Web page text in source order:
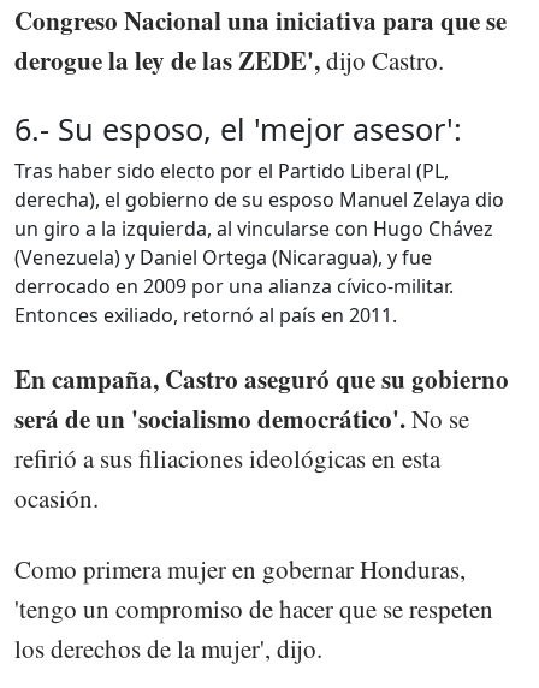
Congreso Nacional una iniciativa para que se
derogue la ley de las ZEDE',dijo Castro.
6.- Su esposo, el 'mejor asesor':
Tras haber sido electo por el Partido Liberal (PL,
derecha), el gobierno de su esposo Manuel Zelaya dio
un giro a la izquierda, al vincularse con Hugo Chávez
(Venezuela) y Daniel Ortega (Nicaragua), y fue
derrocado en 2009 por una alianza cívico-militar.
Entonces exiliado, retornó al país en 2011.
En campaña, Castro aseguró que su gobierno
será de un 'socialismo democrático'.No se
refirió a sus filiaciones ideológicas en esta
ocasión.
Como primera mujer en gobernar Honduras,
'tengo un compromiso de hacer que se respeten
los derechos de la mujer', dijo.